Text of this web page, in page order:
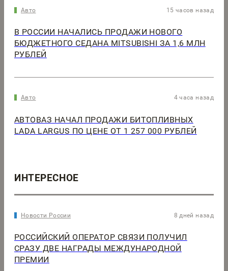
Авто 15 часов назад
В РОССИИ НАЧАЛИСЬ ПРОДАЖИ НОВОГО
БЮДЖЕТНОГО СЕДАНА MITSUBISHI ЗА 1,6 МЛН
РУБЛЕЙ
Авто 4 часа назад
АВТОВАЗ НАЧАЛ ПРОДАЖИ БИТОПЛИВНЫХ
LADA LARGUS ПО ЦЕНЕ ОТ 1 257 000 РУБЛЕЙ
ИНТЕРЕСНОЕ
Новости России 8 дней назад
РОССИЙСКИЙ ОПЕРАТОР СВЯЗИ ПОЛУЧИЛ
СРАЗУ ДВЕ НАГРАДЫ МЕЖДУНАРОДНОЙ
ПРЕМИИ